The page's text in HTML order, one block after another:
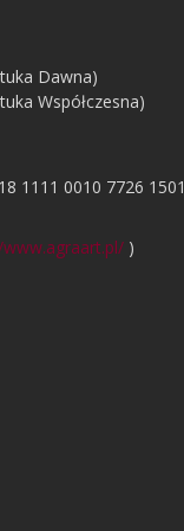
Dawna)
Współczesna)
1111 0010 7726 1501
)